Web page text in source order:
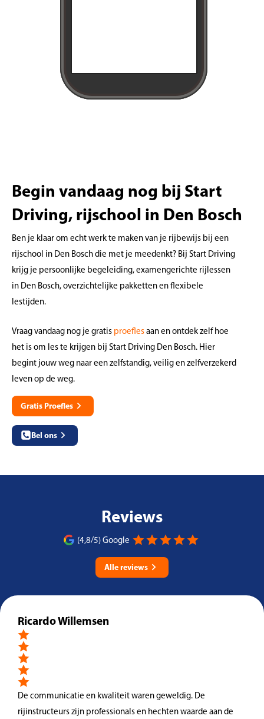
Begin vandaag nog bij Start
Driving, rijschool in Den Bosch
Ben je klaar om echt werk te maken van je rijbewijs bij een
rijschool in Den Bosch die met je meedenkt? Bij Start Driving
krijg je persoonlijke begeleiding, examengerichte rijlessen
in Den Bosch, overzichtelijke pakketten en flexibele
lestijden.
Vraag vandaag nog je gratis proeflesaan en ontdek zelf hoe
het is om les te krijgen bij Start Driving Den Bosch. Hier
begint jouw weg naar een zelfstandig, veilig en zelfverzekerd
leven op de weg.
Gratis Proefles
Bel ons
Reviews
(4,8/5) Google
Alle reviews
Ricardo Willemsen
De communicatie en kwaliteit waren geweldig. De
rijinstructeurs zijn professionals en hechten waarde aan de